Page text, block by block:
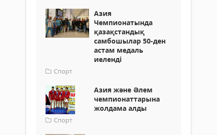
Азия
Чемпионатында
қазақстандық
самбошылар 50-ден
астам медаль
иеленді
Спорт
Азия және Әлем
чемпионаттарына
жолдама алды
Спорт